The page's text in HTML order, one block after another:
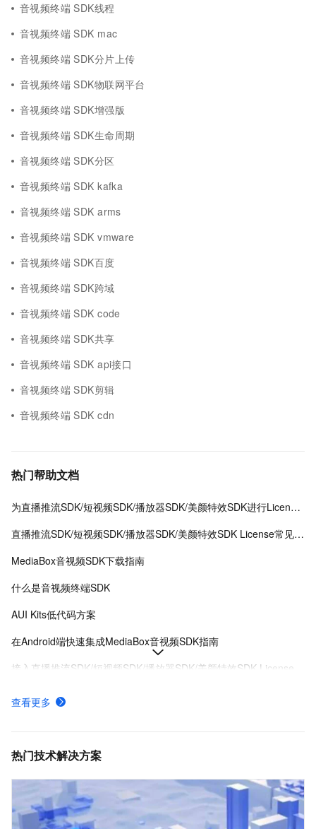
音视频终端 SDK线程
音视频终端 SDK mac
音视频终端 SDK分片上传
音视频终端 SDK物联网平台
音视频终端 SDK增强版
音视频终端 SDK生命周期
音视频终端 SDK分区
音视频终端 SDK kafka
音视频终端 SDK arms
音视频终端 SDK vmware
音视频终端 SDK百度
音视频终端 SDK跨域
音视频终端 SDK code
音视频终端 SDK共享
音视频终端 SDK api接口
音视频终端 SDK剪辑
音视频终端 SDK cdn
热门帮助文档
为直播推流SDK/短视频SDK/播放器SDK/美颜特效SDK进行License授权
直播推流SDK/短视频SDK/播放器SDK/美颜特效SDK License常见问题
MediaBox音视频SDK下载指南
什么是音视频终端SDK
AUI Kits低代码方案
在Android端快速集成MediaBox音视频SDK指南
接入直播推流SDK/短视频SDK/播放器SDK/美颜特效SDK License
MediaBox音视频SDK Demo体验
MediaBox音视频SDK计费项说明及购买方式
查看更多
热门技术解决方案